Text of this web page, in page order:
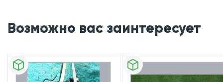
Возможно вас заинтересует